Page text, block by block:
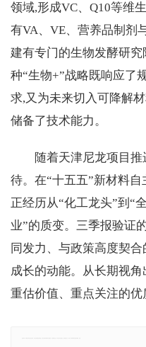
领域,形成VC、Q10等维
有VA、VE、营养品制剂
建有专门的生物发酵研
种“生物+”战略既响应了
求,又为未来切入可降解
储备了技术能力。
随着天津尼龙项目
待。在“十五五”新材料
正经历从“化工龙头”到“
业”的质变。三季报验证
同发力、与政策高度契
成长的动能。从长期视
重估价值、重点关注的优